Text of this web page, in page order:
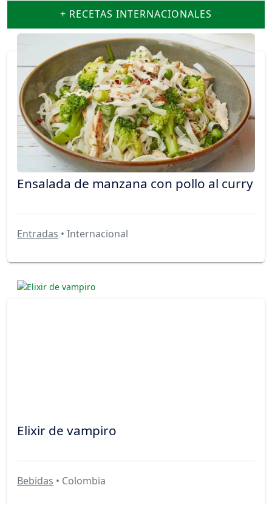
+ RECETAS INTERNACIONALES
Ensalada de manzana con pollo al curry
Entradas • Internacional
Elixir de vampiro
Bebidas • Colombia